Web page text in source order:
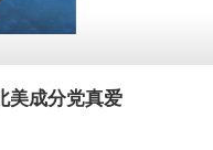
美成分党真爱